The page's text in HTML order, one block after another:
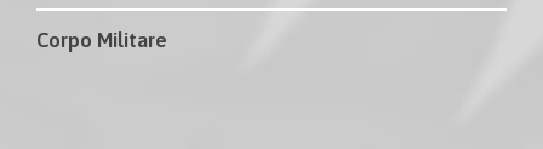
Corpo Militare